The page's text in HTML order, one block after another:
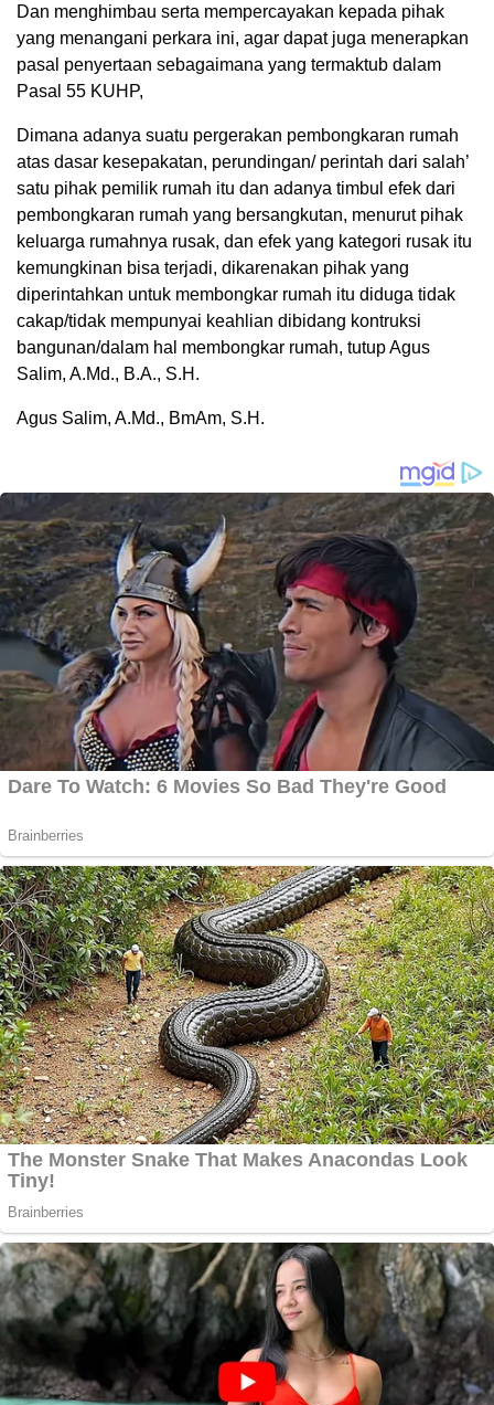
Dan menghimbau serta mempercayakan kepada pihak
yang menangani perkara ini, agar dapat juga menerapkan
pasal penyertaan sebagaimana yang termaktub dalam
Pasal 55 KUHP,
Dimana adanya suatu pergerakan pembongkaran rumah
atas dasar kesepakatan, perundingan/ perintah dari salah’
satu pihak pemilik rumah itu dan adanya timbul efek dari
pembongkaran rumah yang bersangkutan, menurut pihak
keluarga rumahnya rusak, dan efek yang kategori rusak itu
kemungkinan bisa terjadi, dikarenakan pihak yang
diperintahkan untuk membongkar rumah itu diduga tidak
cakap/tidak mempunyai keahlian dibidang kontruksi
bangunan/dalam hal membongkar rumah, tutup Agus
Salim, A.Md., B.A., S.H.
Agus Salim, A.Md., BmAm, S.H.